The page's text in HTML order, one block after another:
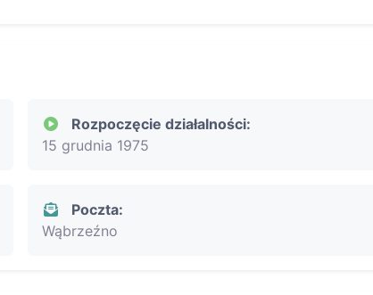
Rozpoczęcie działalności:
15 grudnia 1975
Poczta:
Wąbrzeźno